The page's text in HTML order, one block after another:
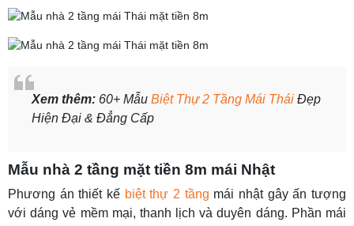
Xem thêm: 60+ Mẫu Biệt Thự 2 Tầng Mái Thái Đẹp
Hiện Đại & Đẳng Cấp
Mẫu nhà 2 tầng mặt tiền 8m mái Nhật
Phương án thiết kế biệt thự 2 tầng mái nhật gây ấn tượng
với dáng vẻ mềm mại, thanh lịch và duyên dáng. Phần mái